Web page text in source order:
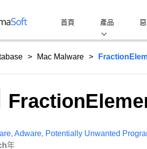
首頁 產品
Mac Malware
, Adware, Potentially Unwanted
年